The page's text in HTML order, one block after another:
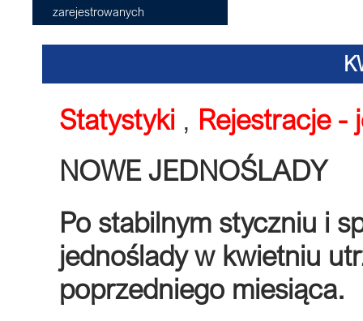
zarejestrowanych
Statystyki , Rejestracje -
NOWE JEDNOŚLADY
Po stabilnym styczniu i
jednoślady w kwietniu
poprzedniego miesiąca.